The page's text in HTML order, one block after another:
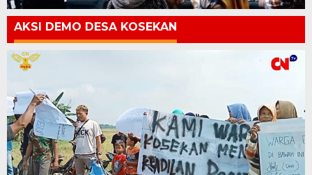
AKSI DEMO DESA KOSEKAN